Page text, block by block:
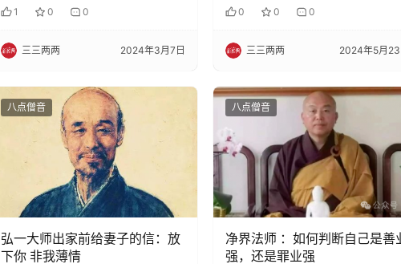
1 0 0
三三两两 2024年3月7日
0 0 0
三三两两 2024年5月
八点僧音
弘一大师出家前给妻子的信：放
下你 非我薄情
八点僧音
净界法师 ：如何判断自己是善
强，还是罪业强